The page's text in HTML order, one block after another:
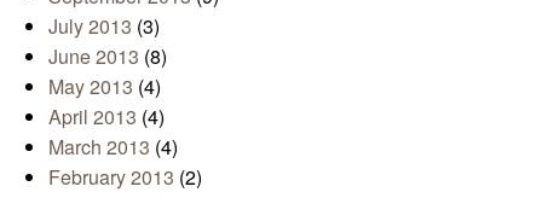
July 2013 (3)
June 2013 (8)
May 2013 (4)
April 2013 (4)
March 2013 (4)
February 2013 (2)